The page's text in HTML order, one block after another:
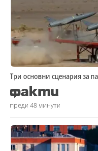
Три основни сценария за
преди 48 минути